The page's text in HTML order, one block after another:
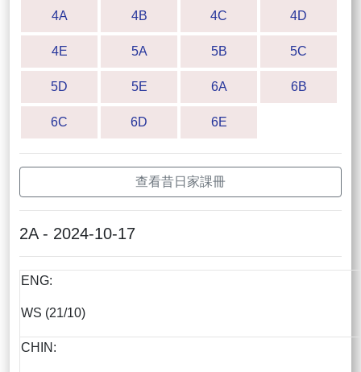
4A 4B 4C 4D
4E 5A 5B 5C
5D 5E 6A 6B
6C 6D 6E
查看昔日家課冊
2A - 2024-10-17
ENG:
WS (21/10)
CHIN: